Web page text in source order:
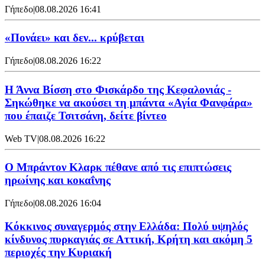
Γήπεδο|08.08.2026 16:41
«Πονάει» και δεν... κρύβεται
Γήπεδο|08.08.2026 16:22
Η Άννα Βίσση στο Φισκάρδο της Κεφαλονιάς -
Σηκώθηκε να ακούσει τη μπάντα «Αγία Φανφάρα»
που έπαιζε Τσιτσάνη, δείτε βίντεο
Web TV|08.08.2026 16:22
Ο Μπράντον Κλαρκ πέθανε από τις επιπτώσεις
ηρωίνης και κοκαΐνης
Γήπεδο|08.08.2026 16:04
Κόκκινος συναγερμός στην Ελλάδα: Πολύ υψηλός
κίνδυνος πυρκαγιάς σε Αττική, Κρήτη και ακόμη 5
περιοχές την Κυριακή